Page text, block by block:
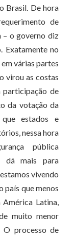
Brasil. De hora
de
– o governo diz
Exatamente no
várias partes
virou as costas
participação de
da votação da
estados e
nessa hora
pública
dá mais para
vivendo
país que menos
Latina,
muito menor
O processo de